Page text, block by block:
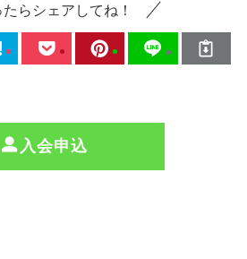
たらシェアしてね！
入会申込